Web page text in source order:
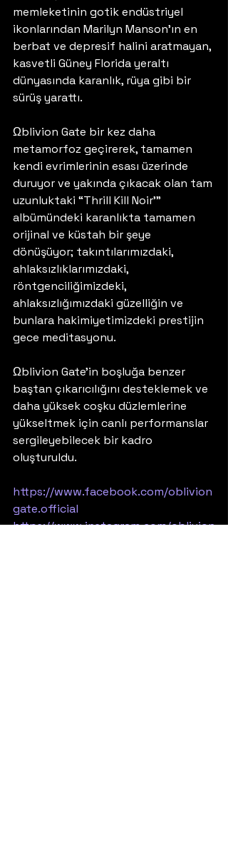
memleketinin gotik endüstriyel
ikonlarından Marilyn Manson’ın en
berbat ve depresif halini aratmayan,
kasvetli Güney Florida yeraltı
dünyasında karanlık, rüya gibi bir
sürüş yarattı.
Ωblivion Gate bir kez daha
metamorfoz geçirerek, tamamen
kendi evrimlerinin esası üzerinde
duruyor ve yakında çıkacak olan tam
uzunluktaki “Thrill Kill Noir'”
albümündeki karanlıkta tamamen
orijinal ve küstah bir şeye
dönüşüyor; takıntılarımızdaki,
ahlaksızlıklarımızdaki,
röntgenciliğimizdeki,
ahlaksızlığımızdaki güzelliğin ve
bunlara hakimiyetimizdeki prestijin
gece meditasyonu.
Ωblivion Gate’in boşluğa benzer
baştan çıkarıcılığını desteklemek ve
daha yüksek coşku düzlemlerine
yükseltmek için canlı performanslar
sergileyebilecek bir kadro
oluşturuldu.
https://www.facebook.com/oblivion
gate.official
https://www.instagram.com/oblivion